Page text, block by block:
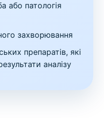
або патологія
захворювання
препаратів, які
аналізу